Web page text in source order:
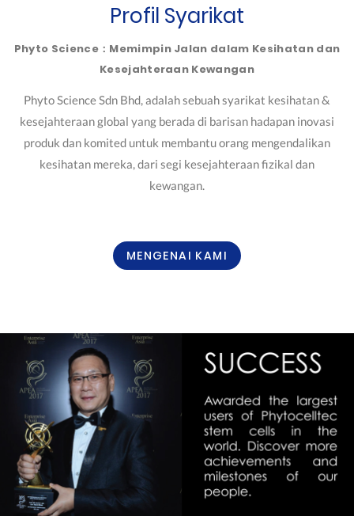
Profil Syarikat
Phyto Science：Memimpin Jalan dalam Kesihatan dan
Kesejahteraan Kewangan
Phyto Science Sdn Bhd, adalah sebuah syarikat kesihatan &
kesejahteraan global yang berada di barisan hadapan inovasi
produk dan komited untuk membantu orang mengendalikan
kesihatan mereka, dari segi kesejahteraan fizikal dan
kewangan.
MENGENAI KAMI